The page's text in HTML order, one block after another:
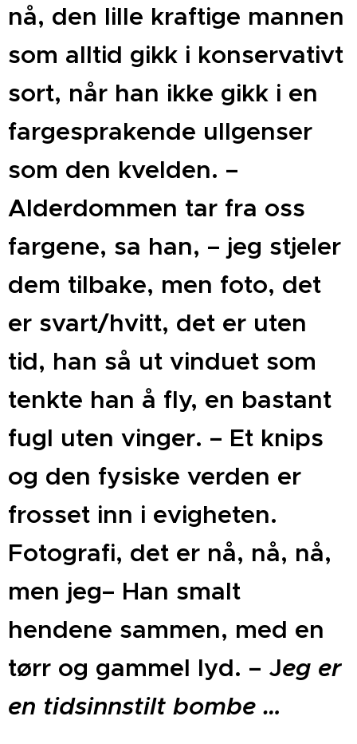
nå, den lille kraftige mannen
som alltid gikk i konservativt
sort, når han ikke gikk i en
fargesprakende ullgenser
som den kvelden. –
Alderdommen tar fra oss
fargene, sa han, – jeg stjeler
dem tilbake, men foto, det
er svart/hvitt, det er uten
tid, han så ut vinduet som
tenkte han å fly, en bastant
fugl uten vinger. – Et knips
og den fysiske verden er
frosset inn i evigheten.
Fotografi, det er nå, nå, nå,
men jeg– Han smalt
hendene sammen, med en
tørr og gammel lyd. – Jeg er
en tidsinnstilt bombe …